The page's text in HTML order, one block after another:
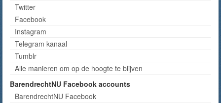
Twitter
Facebook
Instagram
Telegram kanaal
Tumblr
Alle manieren om op de hoogte te blijven
BarendrechtNU Facebook accounts
BarendrechtNU Facebook